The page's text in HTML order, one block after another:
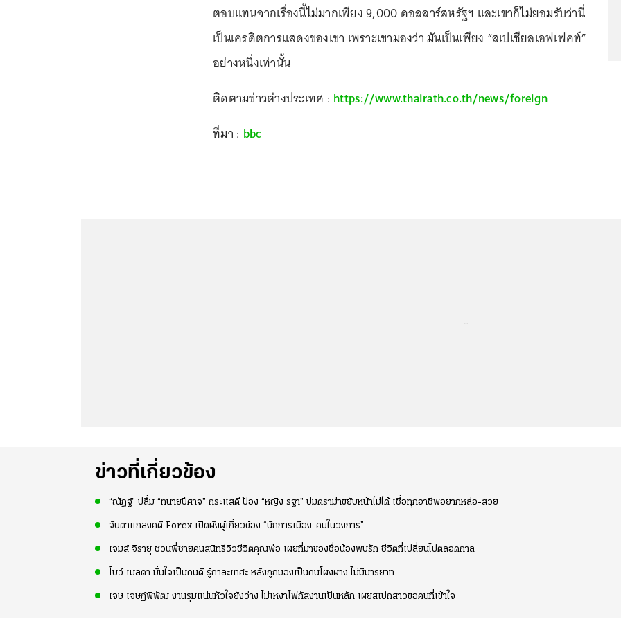
ตอบแทนจากเรื่องนี้ไม่มากเพียง 9,000 ดอลลาร์สหรัฐฯ และเขาก็ไม่ยอมรับว่านี่
เป็นเครดิตการแสดงของเขา เพราะเขามองว่า มันเป็นเพียง “สเปเชียลเอฟเฟคท์”
อย่างหนึ่งเท่านั้น
ติดตามข่าวต่างประเทศ : https://www.thairath.co.th/news/foreign
ที่มา : bbc
ข่าวที่เกี่ยวข้อง
“ณัฏฐ์” ปลื้ม “ทนายปีศาจ” กระแสดี ป้อง “หญิง รฐา” ปมดราม่าขยับหน้าไม่ได้ เชื่อทุกอาชีพอยากหล่อ-สวย
จับตาแถลงคดี Forex เปิดผังผู้เกี่ยวข้อง “นักการเมือง-คนในวงการ”
เจมส์ จิรายุ ชวนพี่ชายคนสนิทรีวิวชีวิตคุณพ่อ เผยที่มาของชื่อน้องพบรัก ชีวิตที่เปลี่ยนไปตลอดกาล
โบว์ เมลดา มั่นใจเป็นคนดี รู้กาละเทศะ หลังถูกมองเป็นคนโผงผาง ไม่มีมารยาท
เจษ เจษฎ์พิพัฒ งานรุมแน่นหัวใจยังว่าง ไม่เหงาโฟกัสงานเป็นหลัก เผยสเปกสาวขอคนที่เข้าใจ